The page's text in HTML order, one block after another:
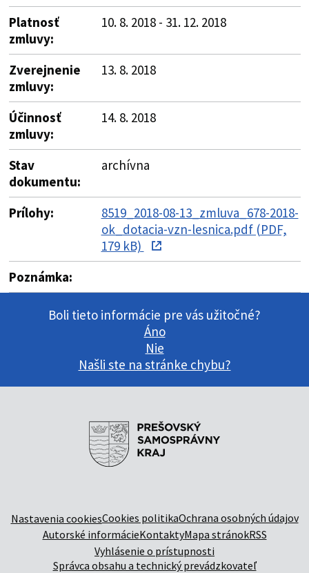
Platnosť
zmluvy:
10. 8. 2018 - 31. 12. 2018
Zverejnenie
zmluvy:
13. 8. 2018
Účinnosť
zmluvy:
14. 8. 2018
Stav
dokumentu:
archívna
Prílohy:
8519_2018-08-13_zmluva_678-2018-
ok_dotacia-vzn-lesnica.pdf (PDF,
179 kB)
Poznámka:
Boli tieto informácie pre vás užitočné?
Áno
Nie
Našli ste na stránke chybu?
Nastavenia cookiesCookies politikaOchrana osobných údajov
Autorské informácieKontaktyMapa stránokRSS
Vyhlásenie o prístupnosti
Správca obsahu a technický prevádzkovateľ